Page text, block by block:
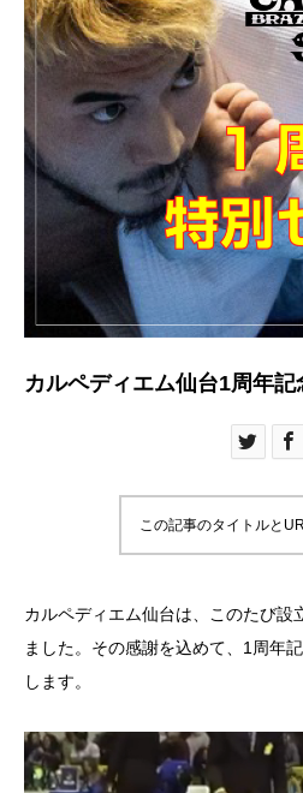
カルペディエム仙台1周年記
この記事のタイトルと
カルペディエム仙台は、このたび設
ました。その感謝を込めて、1周年
します。